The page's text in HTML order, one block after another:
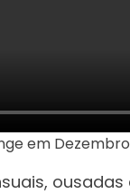
em Dezembro